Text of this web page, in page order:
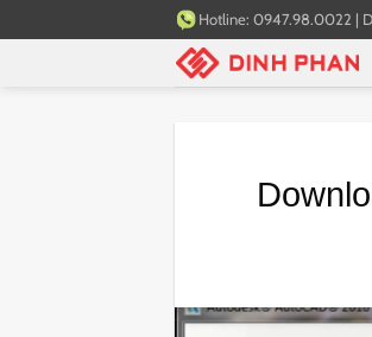
qua
Hotline: 0947.98.0022 |